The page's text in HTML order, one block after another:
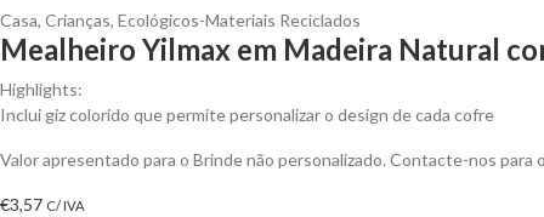
Casa, Crianças, Ecológicos-Materiais Reciclados
Mealheiro Yilmax em Madeira Natural
Highlights:
Inclui giz colorido que permite personalizar o design de cada cofre
Valor apresentado para o Brinde não personalizado. Contacte-nos
€3,57 C/ IVA